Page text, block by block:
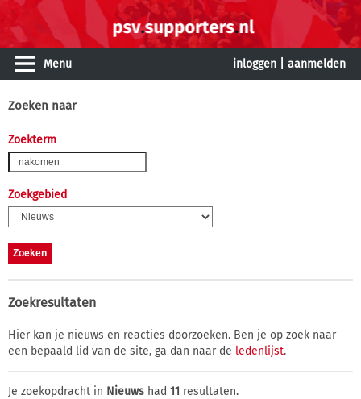
Menu inloggen aanmelden
Zoeken naar
Zoekterm
Zoekgebied
Zoekresultaten
Hier kan je nieuws en reacties doorzoeken. Ben je op zoek naar
een bepaald lid van de site, ga dan naar de ledenlijst.
Je zoekopdracht in Nieuws had 11 resultaten.